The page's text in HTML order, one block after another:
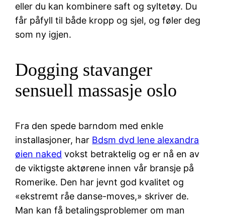
eller du kan kombinere saft og syltetøy. Du
får påfyll til både kropp og sjel, og føler deg
som ny igjen.
Dogging stavanger
sensuell massasje oslo
Fra den spede barndom med enkle
installasjoner, har Bdsm dvd lene alexandra
øien naked vokst betraktelig og er nå en av
de viktigste aktørene innen vår bransje på
Romerike. Den har jevnt god kvalitet og
«ekstremt råe danse-moves,» skriver de.
Man kan få betalingsproblemer om man